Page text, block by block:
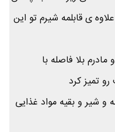
ی قابلمه شیرم تو این
بلا فاصله با
تمیز کرد
و شیر و بقیه مواد غذایی